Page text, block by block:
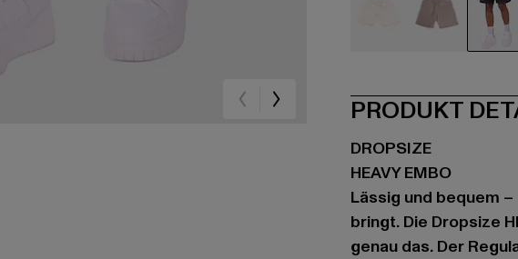
PRODUKT
DROPSIZE
HEAVY EMBO
Lässig und bequem
bringt. Die Dropsize
genau das. Der